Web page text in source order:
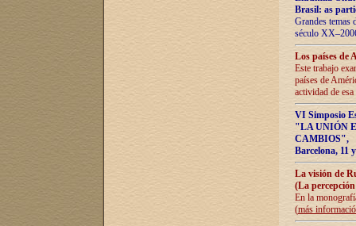
Brasil: as
Grandes temas
século
Los países de
Este trabajo
países de
actividad de
VI Simposio
"LA UNIÓN
CAMBIOS",
Barcelona, 11
La visión de
(La
En la
(más